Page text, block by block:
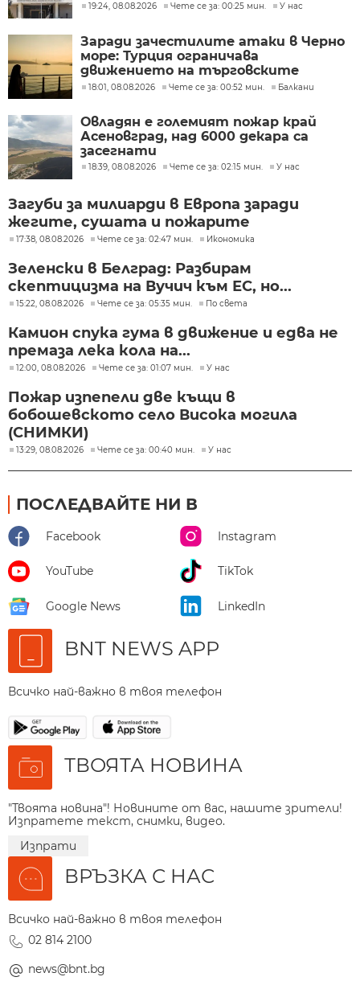
19:24, 08.08.2026 Чете се за: 00:25 мин. У нас
Заради зачестилите атаки в Черно
море: Турция ограничава
движението на търговските
кораби
18:01, 08.08.2026 Чете се за: 00:52 мин. Балкани
Овладян е големият пожар край
Асеновград, над 6000 декара са
засегнати
18:39, 08.08.2026 Чете се за: 02:15 мин. У нас
Загуби за милиарди в Европа заради
жегите, сушата и пожарите
17:38, 08.08.2026 Чете се за: 02:47 мин. Икономика
Зеленски в Белград: Разбирам
скептицизма на Вучич към ЕС, но...
15:22, 08.08.2026 Чете се за: 05:35 мин. По света
Камион спука гума в движение и едва не
премаза лека кола на...
12:00, 08.08.2026 Чете се за: 01:07 мин. У нас
Пожар изпепели две къщи в
бобошевското село Висока могила
(СНИМКИ)
13:29, 08.08.2026 Чете се за: 00:40 мин. У нас
ПОСЛЕДВАЙТЕ НИ В
Facebook Instagram
YouTube TikTok
Google News LinkedIn
BNT NEWS APP
Всичко най-важно в твоя телефон
ТВОЯТА НОВИНА
"Твоята новина"! Новините от вас, нашите зрители!
Изпратете текст, снимки, видео.
Изпрати
ВРЪЗКА С НАС
Всичко най-важно в твоя телефон
02 814 2100
news@bnt.bg